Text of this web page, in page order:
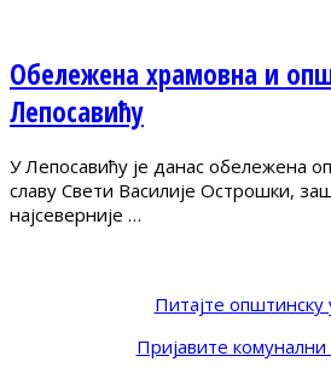
Обележена храмовна и
Лепосавићу
У Лепосавићу је данас обележена
славу Свети Василије Острошки,
најсеверније …
Питајте општинску
Пријавите